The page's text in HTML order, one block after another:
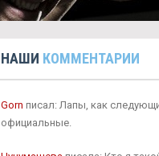
НАШИ КОММЕНТАРИИ
Gorn писал: Лапы, как
официальные.